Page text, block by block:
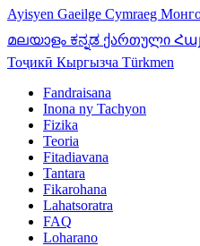
Ayisyen Gaeilge Cymraeg
മലയാളം ಕನ್ನಡ ქართული
Тоҷикӣ Кыргызча Türkmen
Fandraisana
Inona ny Tachyon
Fizika
Teoria
Fitadiavana
Tantara
Fikarohana
Lahatsoratra
FAQ
Loharano